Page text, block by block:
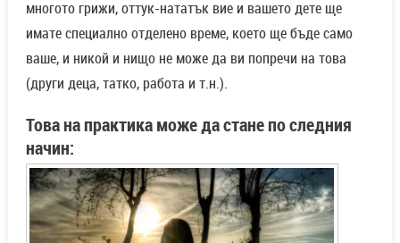
многото грижи, оттук-нататък вие и вашето дете ще
имате специално отделено време, което ще бъде само
ваше, и никой и нищо не може да ви попречи на това
(други деца, татко, работа и т.н.).
Това на практика може да стане по следния
начин: